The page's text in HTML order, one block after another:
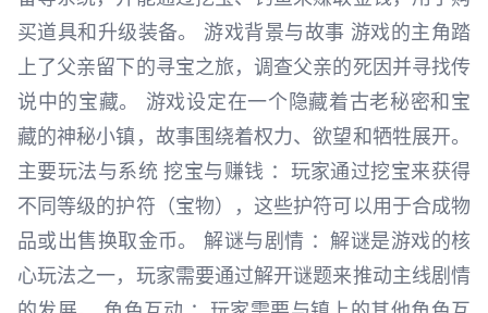
买道具和升级装备。 游戏背景与故事 游戏的主角踏
上了父亲留下的寻宝之旅，调查父亲的死因并寻找传
说中的宝藏。 游戏设定在一个隐藏着古老秘密和宝
藏的神秘小镇，故事围绕着权力、欲望和牺牲展开。
主要玩法与系统 挖宝与赚钱 ：玩家通过挖宝来获得
不同等级的护符（宝物），这些护符可以用于合成物
品或出售换取金币。 解谜与剧情 ：解谜是游戏的核
心玩法之一，玩家需要通过解开谜题来推动主线剧情